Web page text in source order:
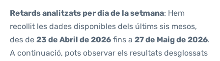
Retards analitzats per dia de la setmana: Hem
recollit les dades disponibles dels últims sis mesos,
des de 23 de Abril de 2026 fins a 27 de Maig de 2026.
A continuació, pots observar els resultats desglossats